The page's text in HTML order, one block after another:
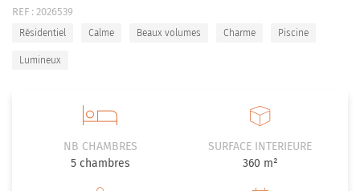
REF : 2026539
Résidentiel Calme Beaux volumes Charme Piscine
Lumineux
NB CHAMBRES
5 chambres
SURFACE INTERIEURE
360 m²